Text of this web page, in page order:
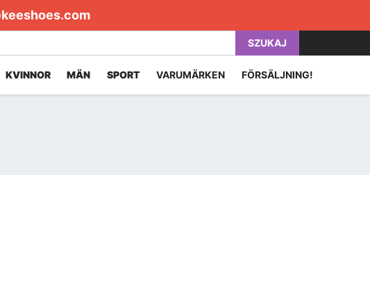
SZUKAJ
KVINNOR MÄN SPORT VARUMÄRKEN FÖRSÄLJNING!